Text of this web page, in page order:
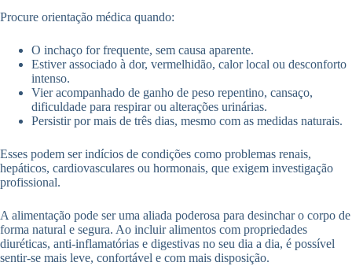
Procure orientação médica quando:
O inchaço for frequente, sem causa aparente.
Estiver associado à dor, vermelhidão, calor local ou desconforto
intenso.
Vier acompanhado de ganho de peso repentino, cansaço,
dificuldade para respirar ou alterações urinárias.
Persistir por mais de três dias, mesmo com as medidas naturais.
Esses podem ser indícios de condições como problemas renais,
hepáticos, cardiovasculares ou hormonais, que exigem investigação
profissional.
A alimentação pode ser uma aliada poderosa para desinchar o corpo de
forma natural e segura. Ao incluir alimentos com propriedades
diuréticas, anti-inflamatórias e digestivas no seu dia a dia, é possível
sentir-se mais leve, confortável e com mais disposição.